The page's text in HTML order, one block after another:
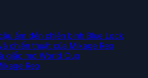
ấm đến chiến binh Blue Lock
chiến thuật của Mikage Reo
giấc mơ World Cup
Reo